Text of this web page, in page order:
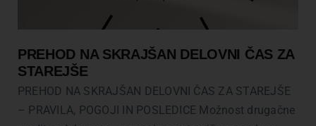
PREHOD NA SKRAJŠAN DELOVNI ČAS ZA
STAREJŠE
PREHOD NA SKRAJŠAN DELOVNI ČAS ZA STAREJŠE
– PRAVILA, POGOJI IN POSLEDICE Možnost drugačne